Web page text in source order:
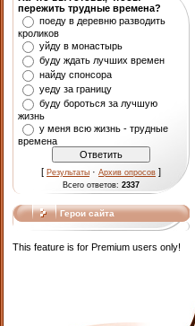
пережить трудные времена?
поеду в деревню разводить
кроликов
уйду в монастырь
буду ждать лучших времен
найду спонсора
уеду за границу
буду бороться за лучшую
жизнь
у меня всю жизнь - трудные
времена
[ Результаты · Архив опросов ]
Всего ответов: 2337
Герои сайта
This feature is for Premium users only!